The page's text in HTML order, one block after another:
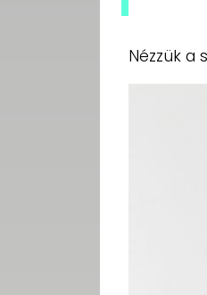
Nézzük a